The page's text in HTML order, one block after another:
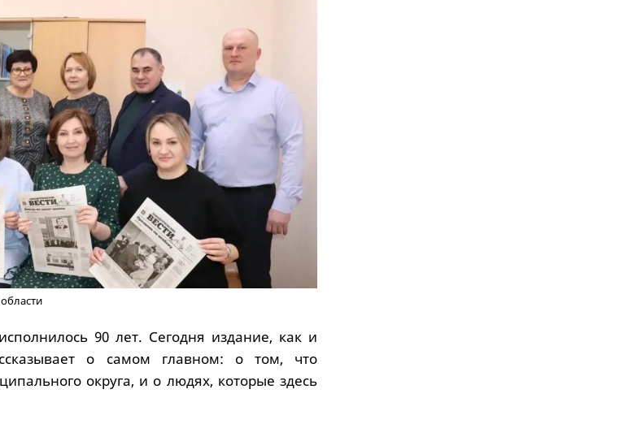
90 лет. Сегодня издание, как и
о самом главном: о том, что
округа, и о людях, которые здесь